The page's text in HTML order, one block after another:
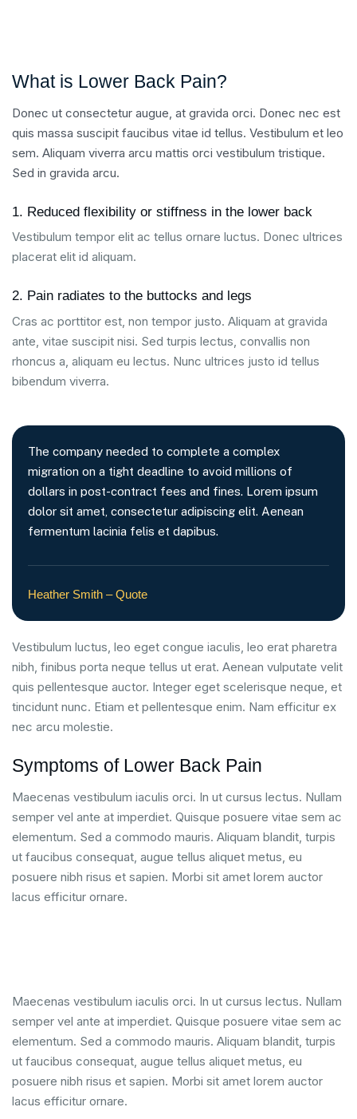
What is Lower Back Pain?
Donec ut consectetur augue, at gravida orci. Donec nec est
quis massa suscipit faucibus vitae id tellus. Vestibulum et leo
sem. Aliquam viverra arcu mattis orci vestibulum tristique.
Sed in gravida arcu.
1. Reduced flexibility or stiffness in the lower back
Vestibulum tempor elit ac tellus ornare luctus. Donec ultrices
placerat elit id aliquam.
2. Pain radiates to the buttocks and legs
Cras ac porttitor est, non tempor justo. Aliquam at gravida
ante, vitae suscipit nisi. Sed turpis lectus, convallis non
rhoncus a, aliquam eu lectus. Nunc ultrices justo id tellus
bibendum viverra.
The company needed to complete a complex
migration on a tight deadline to avoid millions of
dollars in post-contract fees and fines. Lorem ipsum
dolor sit amet, consectetur adipiscing elit. Aenean
fermentum lacinia felis et dapibus.
Heather Smith – Quote
Vestibulum luctus, leo eget congue iaculis, leo erat pharetra
nibh, finibus porta neque tellus ut erat. Aenean vulputate velit
quis pellentesque auctor. Integer eget scelerisque neque, et
tincidunt nunc. Etiam et pellentesque enim. Nam efficitur ex
nec arcu molestie.
Symptoms of Lower Back Pain
Maecenas vestibulum iaculis orci. In ut cursus lectus. Nullam
semper vel ante at imperdiet. Quisque posuere vitae sem ac
elementum. Sed a commodo mauris. Aliquam blandit, turpis
ut faucibus consequat, augue tellus aliquet metus, eu
posuere nibh risus et sapien. Morbi sit amet lorem auctor
lacus efficitur ornare.
Maecenas vestibulum iaculis orci. In ut cursus lectus. Nullam
semper vel ante at imperdiet. Quisque posuere vitae sem ac
elementum. Sed a commodo mauris. Aliquam blandit, turpis
ut faucibus consequat, augue tellus aliquet metus, eu
posuere nibh risus et sapien. Morbi sit amet lorem auctor
lacus efficitur ornare.